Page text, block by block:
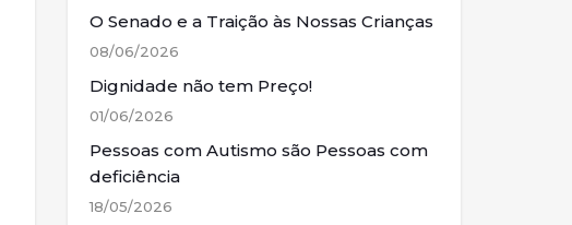
O Senado e a Traição às Nossas Crianças
08/06/2026
Dignidade não tem Preço!
01/06/2026
Pessoas com Autismo são Pessoas com
deficiência
18/05/2026